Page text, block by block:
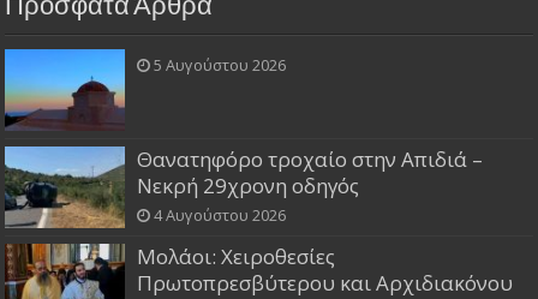
Πρόσφατα Άρθρα
5 Αυγούστου 2026
Θανατηφόρο τροχαίο στην Απιδιά –
Νεκρή 29χρονη οδηγός
4 Αυγούστου 2026
Μολάοι: Χειροθεσίες
Πρωτοπρεσβύτερου και Αρχιδιακόνου